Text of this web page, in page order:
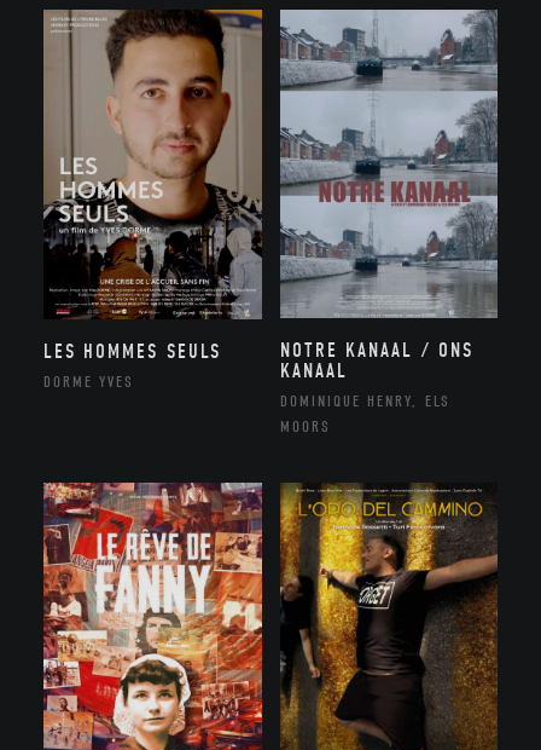
LES HOMMES SEULS
DORME YVES
NOTRE KANAAL / ONS
KANAAL
DOMINIQUE HENRY, ELS
MOORS